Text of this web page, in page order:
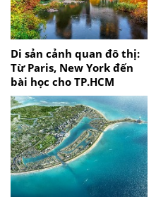
Di sản cảnh quan đô thị:
Từ Paris, New York đến
bài học cho TP.HCM